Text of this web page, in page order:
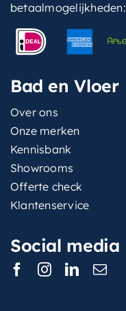
betaalmogelijkheden:
Bad en Vloer
Over ons
Onze merken
Kennisbank
Showrooms
Offerte check
Klantenservice
Social media